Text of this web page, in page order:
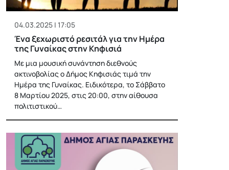
04.03.2025 | 17:05
Ένα ξεχωριστό ρεσιτάλ για την Ημέρα
της Γυναίκας στην Κηφισιά
Με μια μουσική συνάντηση διεθνούς
ακτινοβολίας ο Δήμος Κηφισιάς τιμά την
Ημέρα της Γυναίκας. Ειδικότερα, το Σάββατο
8 Μαρτίου 2025, στις 20:00, στην αίθουσα
πολιτιστικού…